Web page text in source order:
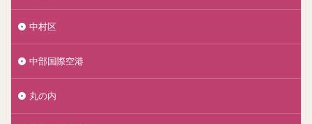
中村区
中部国際空港
丸の内